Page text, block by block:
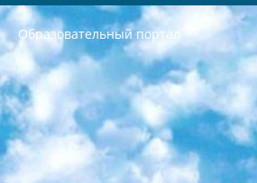
Образовательный портал
РЕСПУБЛИКА УЗБЕКИСТАН МИНИСТРЕРСТВО ДОШКОЛЬНОГО И ШКОЛЬНОГО ОБРАЗОВАНИЯ КОМАНДА в общеобразовательных учреждениях в 2023-2024 учебном году организация и проведение итоговой государственной аттестации обучающихся о Министра дошкольного и школьного образования Республики Узбекистан от 4 марта 2008 года (постановлением Минюста от 20 марта 2008 года № 1778 государственной регистрации) «Итоговое состояние учащихся общего среднего образования на основании положения об утверждении положения об аттестации общего среднего образования выпускной экзамен студентов в образовательных учреждениях в 2023-2024 учебном году В целях организации и прохождения аттестации приказываю: 1. Следующее: перечень предметов, по которым будет проводиться итоговая государственная аттестация и экзамен формы перевода согласно приложению 1; сертификаты международного образца, оценивающие уровень владения иностранными языками перечень согласно приложению 2; 2. Педагогический при специализированных образовательных учреждениях. научно-практический центр квалификации и международной оценки (Д.Давидова) 2024 г. До 25 марта: задания по предметам, по которым будет проводиться итоговая аттестация разработка и утверждение технических условий; итоговая аттестация на основании разработанного предметного задания разработка вопросов по предметам (устно и письменно), экзамен передача; общеобразовательные средние школы и специальные учебные заведения учащиеся выпускных классов школ и интернатов в агентской системе подготовка базы данных экзаменационных материалов и критериев оценки; перевод базы экзаменационных материалов на все языки обучения подать в Республиканский образовательный центр для изготовления; варианты экзаменов на основе разработанных контрольных материалов пусть будут поставлены задачи формирования. 3. Республиканский образовательный центр (Ш.Худайкулов) до 5 апреля 2024 года. до: база данных предоставленных экзаменационных материалов на все языки обучения перевод и экспертиза; для слепых, слабовидящих, глухих, слабослышащих и умственно отсталых детей учащиеся выпускных классов специализированных школ и школ-интернатов база данных экзаменационных материалов на всех преподаваемых языках подготовка критериев оценки; специализированные школы для умственно отсталых детей и технологии для учащихся выпускных классов школ-интернатов разработка соответствующих рекомендаций и критериев проведения ЕГЭ по естествознанию давать задания. 4. Педагогический при специализированных образовательных учреждениях. Научно-практический центр навыков и международной оценки (Д.Давидова), Республика образовательный центр (Худайкулов Ш.) итоговый государственный аттестационный экзамен ориентирован на творческое и логическое мышление при подготовке базы материалов учитывать введение заданий. 5. Следует отметить, что: сертификат государственного образца о знании общеобразовательного предмета и как минимум национальный уровень B1 по предметам на иностранных языках, указанным в Приложении 2. или международно признанный сертификат эквивалентного уровня студенты, изучающие определенный предмет, освобождаются от экзамена; по соответствующим предметам запланирована итоговая государственная аттестация за день до дня, путем жеребьевки Рабочей группой (в письменной форме по предметам, проводимым в форме) из числа сформированных вариантов выбрано 2 варианта; 2 выбранных варианта экзамена анонсированы на официальном сайте министерства и все выпускники по всей стране на основе этих вариантов проводит итоговую государственную аттестацию. 6. Государственное образование учащихся средних общеобразовательных учреждений. знания в соответствии с квалификационными требованиями, которые необходимо приобрести на основании стандартов итоговый (выпускной) контроль для 9 и 11 классов в целях тестирования Экзамены (далее – экзамены) состоят из предметов, перечисленных в приложении 1. будет сделано. 7. Экзамены пройдут с 26 мая по 15 июня 2024 г. (кроме науки физического воспитания). 8. Физическая для учащихся 9 классов общесредних образовательных учреждений. Экзамены по предмету «Образование, квалификация медицина» 1-6 мая 2024 года. сотрудники перевести под присмотр (с отклонениями в физическом или умственном развитии) специализированная школа для детей, школы-интернаты и со сколиозом школы-интернаты санаторного типа для больных детей исключены). 9. Он был слепым, слабовидящим и имел нарушения опорно-двигательного аппарата. экзамены в специализированных школах и интернатах для детей должны проводиться исходя из требований, предъявляемых к общеобразовательным учреждениям (физкультура кроме науки). 10. Специализированная школа для глухих и слабослышащих детей. и экзамены в интернатах и быть реализован в виде письменного теста по математике. 11. Специальность для умственно отсталых детей. Для 9 класса Родной язык и литературное письмо Государственный язык (язык обучения – узбекский). для неклассов) написано Математическое письмо Письменная/устная история Узбекистана Физическое воспитание практично Итоговый контроль Для 11 класса Написание родного языка и литературы (эссе) Математическое письмо Узбекский язык (обучение на узбекском языке) не посещающее общее среднее образование для учреждений)/Образовательное учреждение выбор письменный и устный Иностранный язык письменный/устный Письменная/устная история Узбекистана *По выбору студента:  Химия  Физика  Основы государственного права  География 10 бесплатных образовательных ресурсов - Мы составили подборку онлайн-проектов с интерактивными упражнениями, видеолекциями и статьями. Они помогут вам обрести новые и освежить старые знания бесплатно. 1. «ИНТУИТ» Старейшая образовательная площадка Рунета. Здесь вы найдёте сотни текстовых и видеокурсов на десятки различных тем — от программирования до психологии. Многие курсы подготовлены российскими университетами и крупными международными компаниями вроде Intel и Microsoft. Самостоятельное обучение бесплатное, но желающие могут оплатить услуги персональных наставников. 2. «Смартия» знакомит с актуальными профессиями и подсказывает, как им обучаться. Выбрав заинтересовавшую вас специальность — SMM-специалист, фотограф, веб-дизайнер или другую, — увидите список необходимых для неё умений. Чтобы вы могли освоить их самостоятельно, для каждого умения площадка отображает подборку ссылок на учебные материалы. Хотя «Смартия» ориентируется на русскоязычную аудиторию, часть контента всё же доступна только на английском. 3. «Лекторий Физтеха» Проект Московского физико-технического института (Физтеха). С его помощью вы можете смотреть онлайн серии лекций, записанные на видео в этом вузе. В числе доступных предметов — физика, биология, химия, информационные технологии и другие. К некоторым лекциям администрация ресурса прилагает готовые конспекты, которые можно скачивать в PDF-формате. 4. ITMOcourses Онлайн-площадка Санкт-Петербургского национального исследовательского университета информационных технологий, механики и оптики (ИТМО). Ресурс предоставляет свободный доступ к курсам, разработанным в этом вузе. Каталог материалов разбит на четыре категории: «Оптические системы и технологии», «Приборостроение и робототехника», «Информационные технологии» и «Биотехнологии». Курсы состоят из видеолекций, интерактивных демонстраций и заданий. 5. «КиберЛенинка» Электронная научная библиотека открытого доступа. Каталог площадки регулярно обрастает текстами статей из различных научных изданий. Сгруппированные по журналам и рубрикам публикации можно читать онлайн или скачивать целиком в PDF-формате. Проект нацелен на популяризацию науки за счёт открытого доступа к качественной информации. 6. «ПостНаука» На этом ресурсе публикуют подборки видеолекций, составленные экспертами из разных отраслей и объединённые общими темами. Среди них, к примеру, есть серии «Биоинформатика и геномика», «Культура средневековой Скандинавии» и